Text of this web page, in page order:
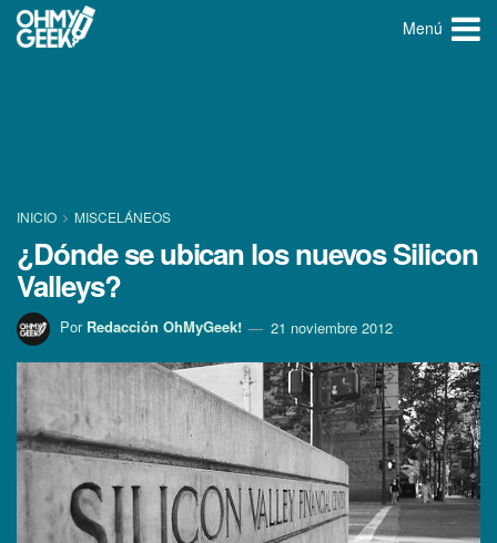
Menú
INICIO MISCELÁNEOS
¿Dónde se ubican los nuevos Silicon
Valleys?
Por Redacción OhMyGeek! 21 noviembre 2012